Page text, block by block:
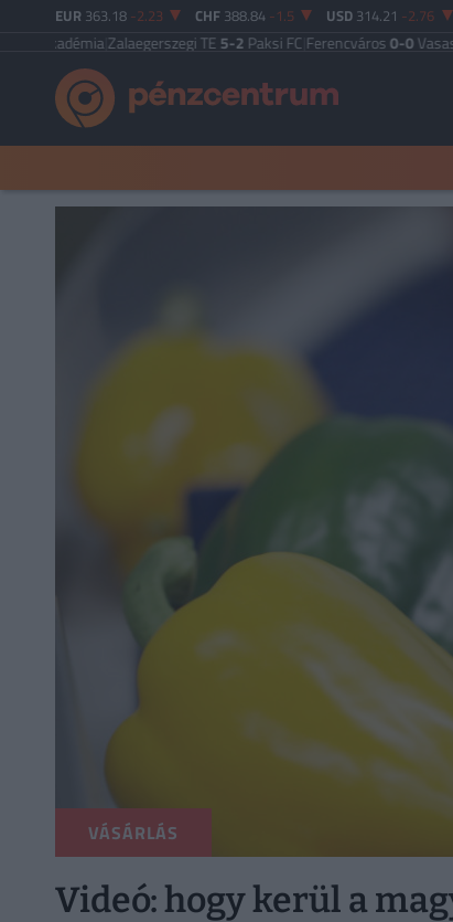
EUR 363.18 -2.23 CHF 388.84 -1.5 USD 314.21 -2.76
|Zalaegerszegi TE5-2Paksi FC|Ferencváros0-0Vasas FC|
VÁSÁRLÁS
Videó: hogy kerül a